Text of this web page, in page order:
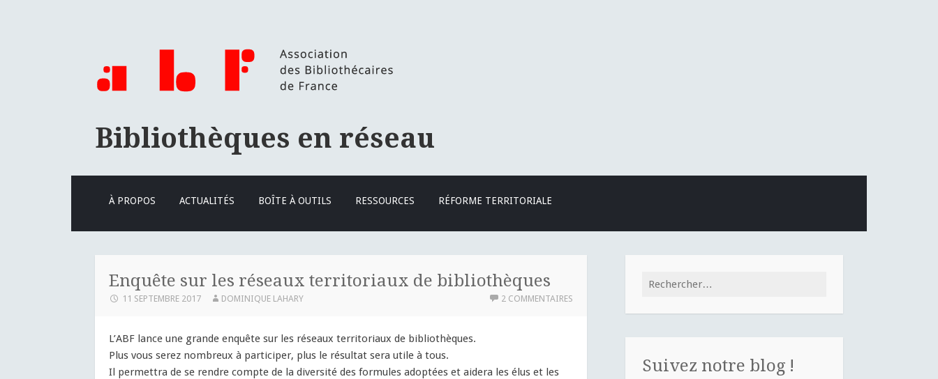
Bibliothèques en réseau
ALLER
À PROPOS ACTUALITÉS BOÎTE À OUTILS RESSOURCES RÉFORME TERRITORIALE
Enquête sur les réseaux territoriaux de bibliothèques
11 SEPTEMBRE 2017 DOMINIQUE LAHARY 2 COMMENTAIRES
L’ABF lance une grande enquête sur les réseaux territoriaux de bibliothèques.
Plus vous serez nombreux à participer, plus le résultat sera utile à tous.
Il permettra de se rendre compte de la diversité des formules adoptées et aidera les élus et les
Rechercher :
Suivez notre blog !